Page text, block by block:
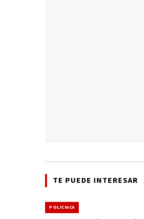
TE PUEDE INTERESAR
POLICIACA